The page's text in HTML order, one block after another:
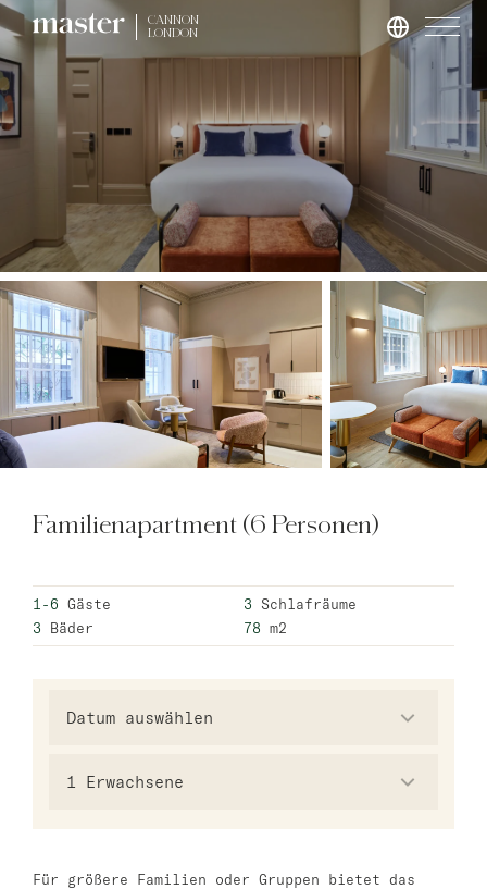
CANNON
LONDON
Hamburg
master Altona
Salzburg
master Mirabell
master Linzergasse
London
master St. Paul’s
master Cannon
master Farringdon
master Trevi
master Plaka
Warschau
Tel Aviv
Familienapartment (6 Personen)
1-6 Gäste 3 Schlafräume
3 Bäder 78 m2
1 Erwachsene
Für größere Familien oder Gruppen bietet das